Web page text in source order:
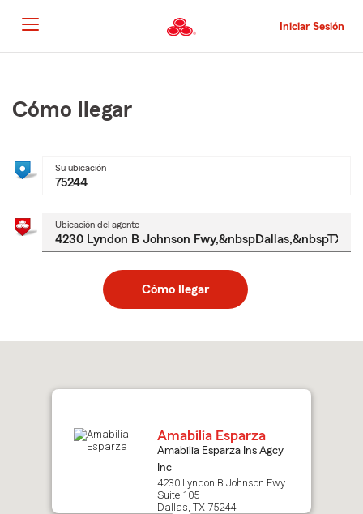
al
contenido
principal
Iniciar Sesión
principal
Cómo llegar
Su ubicación
Ubicación del agente
Cómo llegar
to
Amabilia Esparza
Amabilia Esparza Ins Agcy
Inc
4230 Lyndon B Johnson Fwy
Suite 105
Dallas, TX 75244